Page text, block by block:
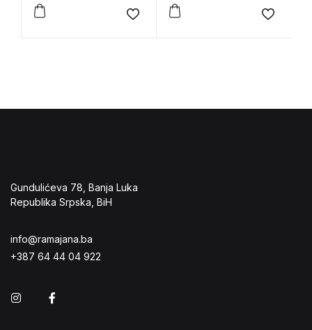
Add to wishlist Add to
Gundulićeva 78, Banja Luka
Republika Srpska, BiH
info@ramajana.ba
+387 64 44 04 922
Instagram